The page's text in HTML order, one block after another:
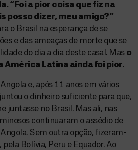
“Foi a pior coisa que fiz na
posso dizer, meu amigo?”
o Brasil na esperança de se
e das ameaças de morte que se
do dia a dia deste casal. Mas o
América Latina ainda foi pior.
e, após 11 anos em vários
o dinheiro suficiente para que,
juntasse no Brasil. Mas ali, nas
continuaram o assédio de
Sem outra opção, fizeram-
pela Bolívia, Peru e Equador. Ao